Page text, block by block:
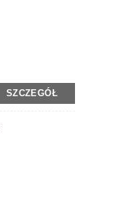
SZCZEGÓŁ